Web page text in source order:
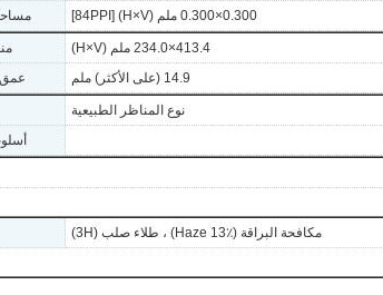
0.300×0.300 ملم (H×V) [84PPI]
413.4×234.0 ملم (H×V)
14.9 (على الأكثر) ملم
نوع المناظر الطبيعية
مكافحة البراقة (Haze 13٪) ، طلاء صلب (3H)